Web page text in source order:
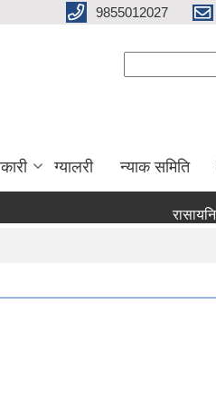
9855012027
ग्यालरी न्याक समिति
रासायनिक